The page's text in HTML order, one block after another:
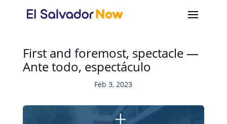
First and foremost, spectacle —
Ante todo, espectáculo
Feb 3, 2023